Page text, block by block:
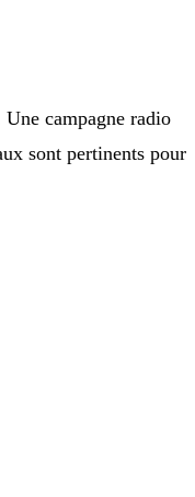
campagne radio
sont pertinents pour